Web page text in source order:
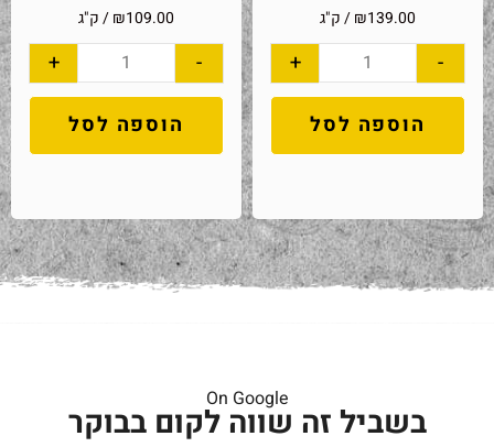
₪139.00 / ק"ג
-
+
הוספה לסל
₪109.00 / ק"ג
-
+
הוספה לסל
On Google
בשביל זה שווה לקום בבוקר